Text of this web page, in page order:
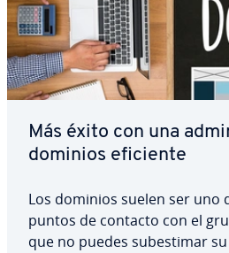
Más éxito con una
dominios eficiente
Los dominios suelen ser uno
puntos de contacto con el
que no puedes su­b­e­s­ti­mar